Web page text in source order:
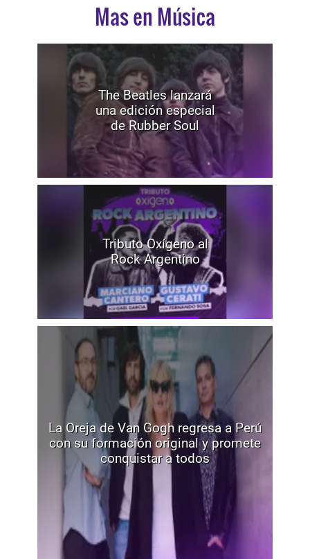
Mas en Música
The Beatles lanzará
una edición especial
de Rubber Soul
Tributo Oxígeno al
Rock Argentino
La Oreja de Van Gogh regresa a Perú
con su formación original y promete
conquistar a todos